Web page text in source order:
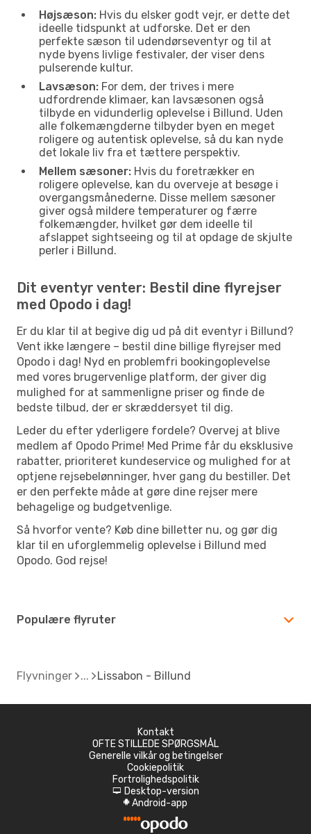
Højsæson: Hvis du elsker godt vejr, er dette det
ideelle tidspunkt at udforske. Det er den
perfekte sæson til udendørseventyr og til at
nyde byens livlige festivaler, der viser dens
pulserende kultur.
Lavsæson: For dem, der trives i mere
udfordrende klimaer, kan lavsæsonen også
tilbyde en vidunderlig oplevelse i Billund. Uden
alle folkemængderne tilbyder byen en meget
roligere og autentisk oplevelse, så du kan nyde
det lokale liv fra et tættere perspektiv.
Mellem sæsoner: Hvis du foretrækker en
roligere oplevelse, kan du overveje at besøge i
overgangsmånederne. Disse mellem sæsoner
giver også mildere temperaturer og færre
folkemængder, hvilket gør dem ideelle til
afslappet sightseeing og til at opdage de skjulte
perler i Billund.
Dit eventyr venter: Bestil dine flyrejser
med Opodo i dag!
Er du klar til at begive dig ud på dit eventyr i Billund?
Vent ikke længere – bestil dine billige flyrejser med
Opodo i dag! Nyd en problemfri bookingoplevelse
med vores brugervenlige platform, der giver dig
mulighed for at sammenligne priser og finde de
bedste tilbud, der er skræddersyet til dig.
Leder du efter yderligere fordele? Overvej at blive
medlem af Opodo Prime! Med Prime får du eksklusive
rabatter, prioriteret kundeservice og mulighed for at
optjene rejsebelønninger, hver gang du bestiller. Det
er den perfekte måde at gøre dine rejser mere
behagelige og budgetvenlige.
Så hvorfor vente? Køb dine billetter nu, og gør dig
klar til en uforglemmelig oplevelse i Billund med
Opodo. God rejse!
Populære flyruter
Flyvninger Lissabon - Billund
Kontakt
OFTE STILLEDE SPØRGSMÅL
Generelle vilkår og betingelser
Cookiepolitik
Fortrolighedspolitik
d Desktop-version
A Android-app